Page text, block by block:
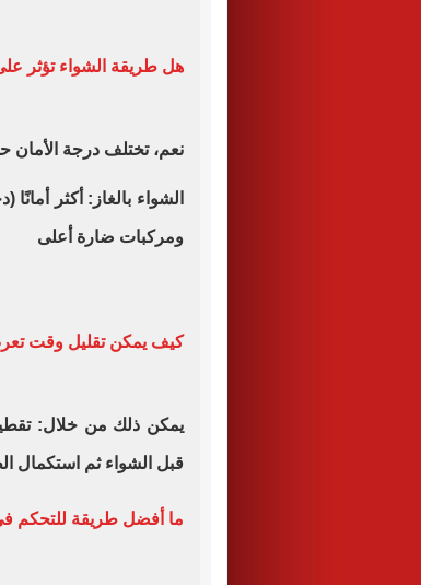
هل طريقة الشواء تؤثر
نعم، تختلف درجة
الشواء بالغاز: أكثر
ومركبات ضارة أعلى
كيف يمكن تقليل وقت
يمكن ذلك من خلال:
قبل الشواء ثم استكمال
ما أفضل طريقة للتحكم